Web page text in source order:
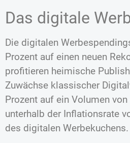
Das digitale
Die digitalen
Prozent auf einen neuen
profitieren heimische
Zuwächse klassischer
Prozent auf ein Volumen
unterhalb der Inflationsrate
des digitalen Werbekuchens.